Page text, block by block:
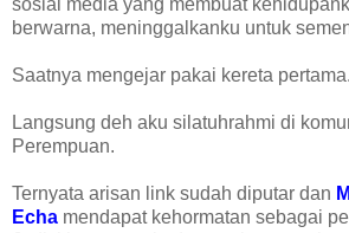
berwarna, meninggalkanku untuk
Saatnya mengejar pakai kereta
Langsung deh aku silatuhrahmi di
Perempuan.
Ternyata arisan link sudah diputar dan
Echa mendapat kehormatan sebagai